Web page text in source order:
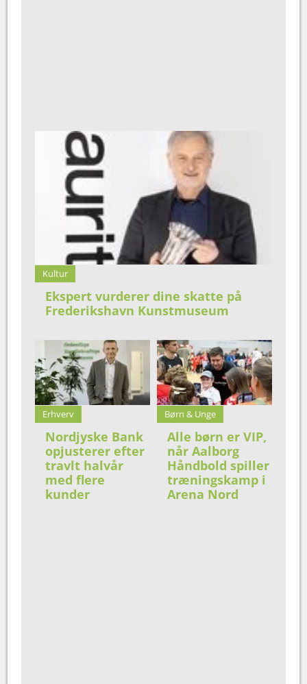
Kultur
Ekspert vurderer dine skatte på
Frederikshavn Kunstmuseum
Erhverv
Nordjyske Bank
opjusterer efter
travlt halvår
med flere
kunder
Børn & Unge
Alle børn er VIP,
når Aalborg
Håndbold spiller
træningskamp i
Arena Nord